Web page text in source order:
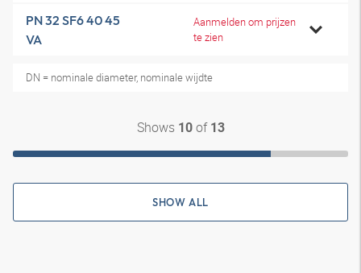
PN 32 SF6 40 45
VA
Aanmelden om prijzen
te zien
DN = nominale diameter, nominale wijdte
Shows 10of 13
SHOW ALL